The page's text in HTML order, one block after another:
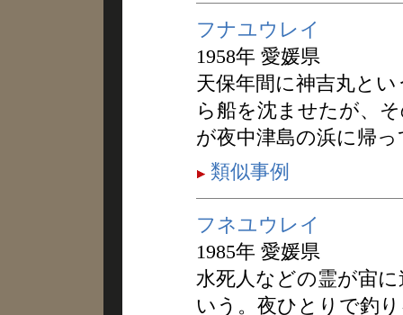
フナユウレイ
1958年 愛媛県
天保年間に神吉丸と
ら船を沈ませたが、
が夜中津島の浜に帰
類似事例
フネユウレイ
1985年 愛媛県
水死人などの霊が宙
いう。夜ひとりで釣